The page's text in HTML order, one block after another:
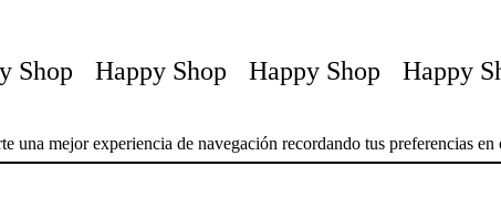
Happy Shop Happy Shop Happy
una mejor experiencia de navegación recordando tus preferencias en